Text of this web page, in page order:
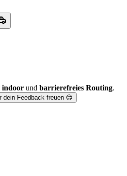
indoor und barrierefreies Routing.
dein Feedback freuen 😊